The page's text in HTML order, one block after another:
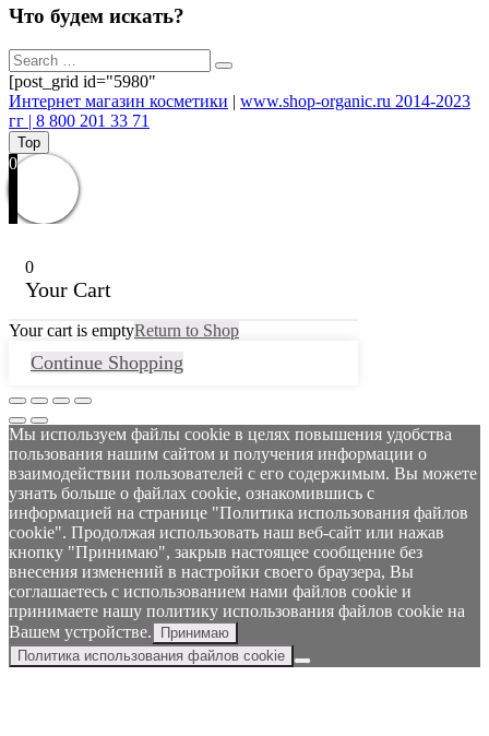
Что будем искать?
[post_grid id="5980"
Интернет магазин косметики | www.shop-organic.ru 2014-2023
гг | 8 800 201 33 71
Top
0
0
Your Cart
Your cart is emptyReturn to Shop
Continue Shopping
Мы используем файлы cookie в целях повышения удобства
пользования нашим сайтом и получения информации о
взаимодействии пользователей с его содержимым. Вы можете
узнать больше о файлах cookie, ознакомившись с
информацией на странице "Политика использования файлов
cookie". Продолжая использовать наш веб-сайт или нажав
кнопку "Принимаю", закрыв настоящее сообщение без
внесения изменений в настройки своего браузера, Вы
соглашаетесь с использованием нами файлов cookie и
принимаете нашу политику использования файлов cookie на
Вашем устройстве.
Принимаю
Политика использования файлов cookie